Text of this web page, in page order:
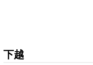
下越